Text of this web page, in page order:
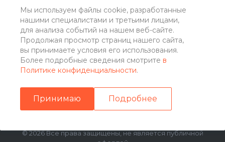
Мы используем файлы cookie, разработанные
нашими специалистами и третьими лицами,
для анализа событий на нашем веб-сайте.
Продолжая просмотр страниц нашего сайта,
вы принимаете условия его использования.
Более подробные сведения смотрите в
Политике конфиденциальности.
Принимаю Подробнее
г. Москва, г. Москва, ул. 7-я Парковая, 24
© 2026 Все права защищены, не является публичной